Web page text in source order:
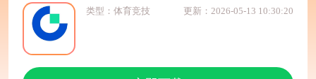
类型：体育竞技 更新：2026-05-13 10:30:20